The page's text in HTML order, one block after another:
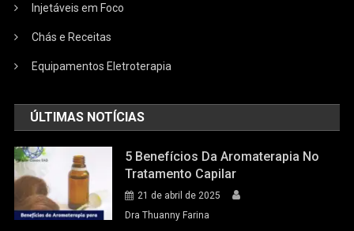
Injetáveis em Foco
Chás e Receitas
Equipamentos Eletroterapia
ÚLTIMAS NOTÍCIAS
5 Benefícios Da Aromaterapia No
Tratamento Capilar
21 de abril de 2025
Dra Thuanny Farina